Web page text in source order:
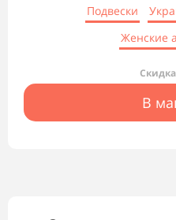
Подвески
Женские
В